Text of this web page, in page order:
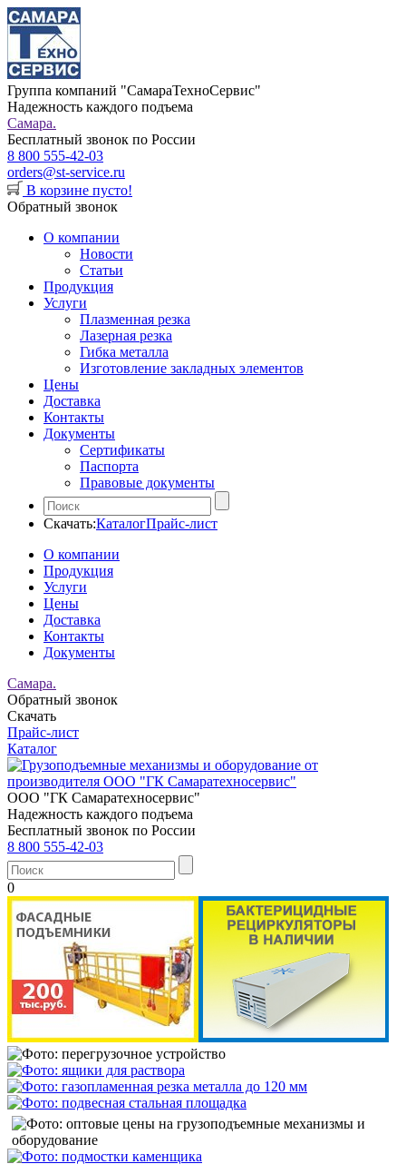
Группа компаний "СамараТехноСервис"
Надежность каждого подъема
Самара.
Бесплатный звонок по России
8 800 555-42-03
orders@st-service.ru
В корзине пусто!
Обратный звонок
О компании
Новости
Статьи
Продукция
Услуги
Плазменная резка
Лазерная резка
Гибка металла
Изготовление закладных элементов
Цены
Доставка
Контакты
Документы
Сертификаты
Паспорта
Правовые документы
Скачать:КаталогПрайс-лист
О компании
Продукция
Услуги
Цены
Доставка
Контакты
Документы
Самара.
Обратный звонок
Скачать
Прайс-лист
Каталог
ООО "ГК Самаратехносервис"
Надежность каждого подъема
Бесплатный звонок по России
8 800 555-42-03
0